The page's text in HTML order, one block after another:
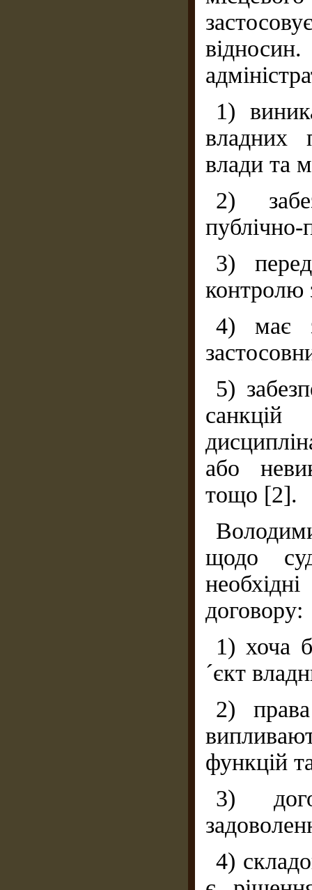
1)
владних
влади та
2)
публічно-
3)
контролю
4) має
5)
або
тощо [2].
щодо
договору:
1) хоча
´єкт
2)
функцій
3)
4)